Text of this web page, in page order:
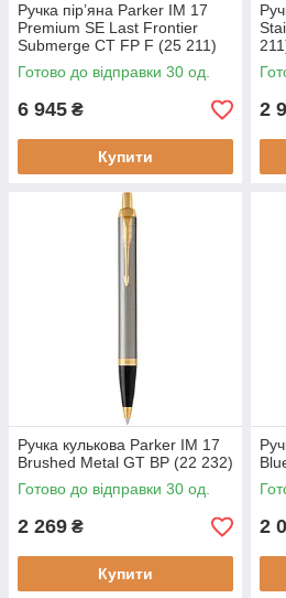
Ручка пір’яна Parker IM 17
Premium SE Last Frontier
Submerge CT FP F (25 211)
Готово до відправки 30 од.
6 945 ₴
Купити
2
Ручка кулькова Parker IM 17
Brushed Metal GT BP (22 232)
Готово до відправки 30 од.
2 269 ₴
Купити
2